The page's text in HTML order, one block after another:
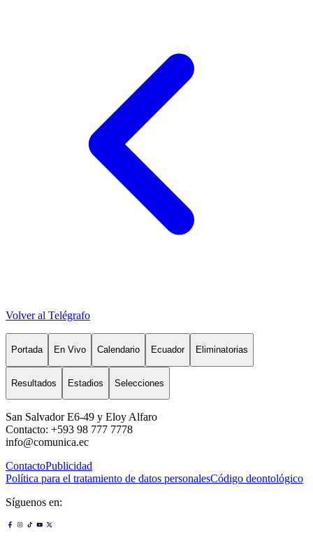
Volver al Telégrafo
Portada En Vivo Calendario Ecuador Eliminatorias
Resultados Estadios Selecciones
San Salvador E6-49 y Eloy Alfaro
Contacto: +593 98 777 7778
info@comunica.ec
ContactoPublicidad
Política para el tratamiento de datos personalesCódigo deontológico
Síguenos en: